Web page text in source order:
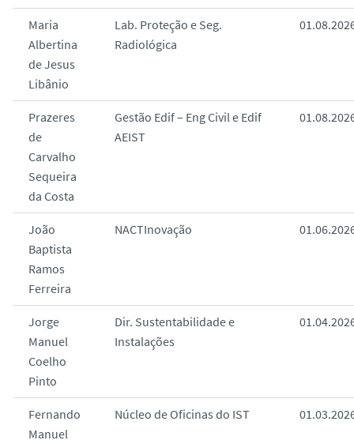
Maria
Albertina
de Jesus
Libânio
Lab. Proteção e Seg.
Radiológica
Prazeres
de
Carvalho
Sequeira
da Costa
Gestão Edif – Eng Civil e Edif
AEIST
João
Baptista
Ramos
Ferreira
NACTInovação
Jorge
Manuel
Coelho
Pinto
Dir. Sustentabilidade e
Instalações
Fernando
Manuel
Núcleo de Oficinas do IST